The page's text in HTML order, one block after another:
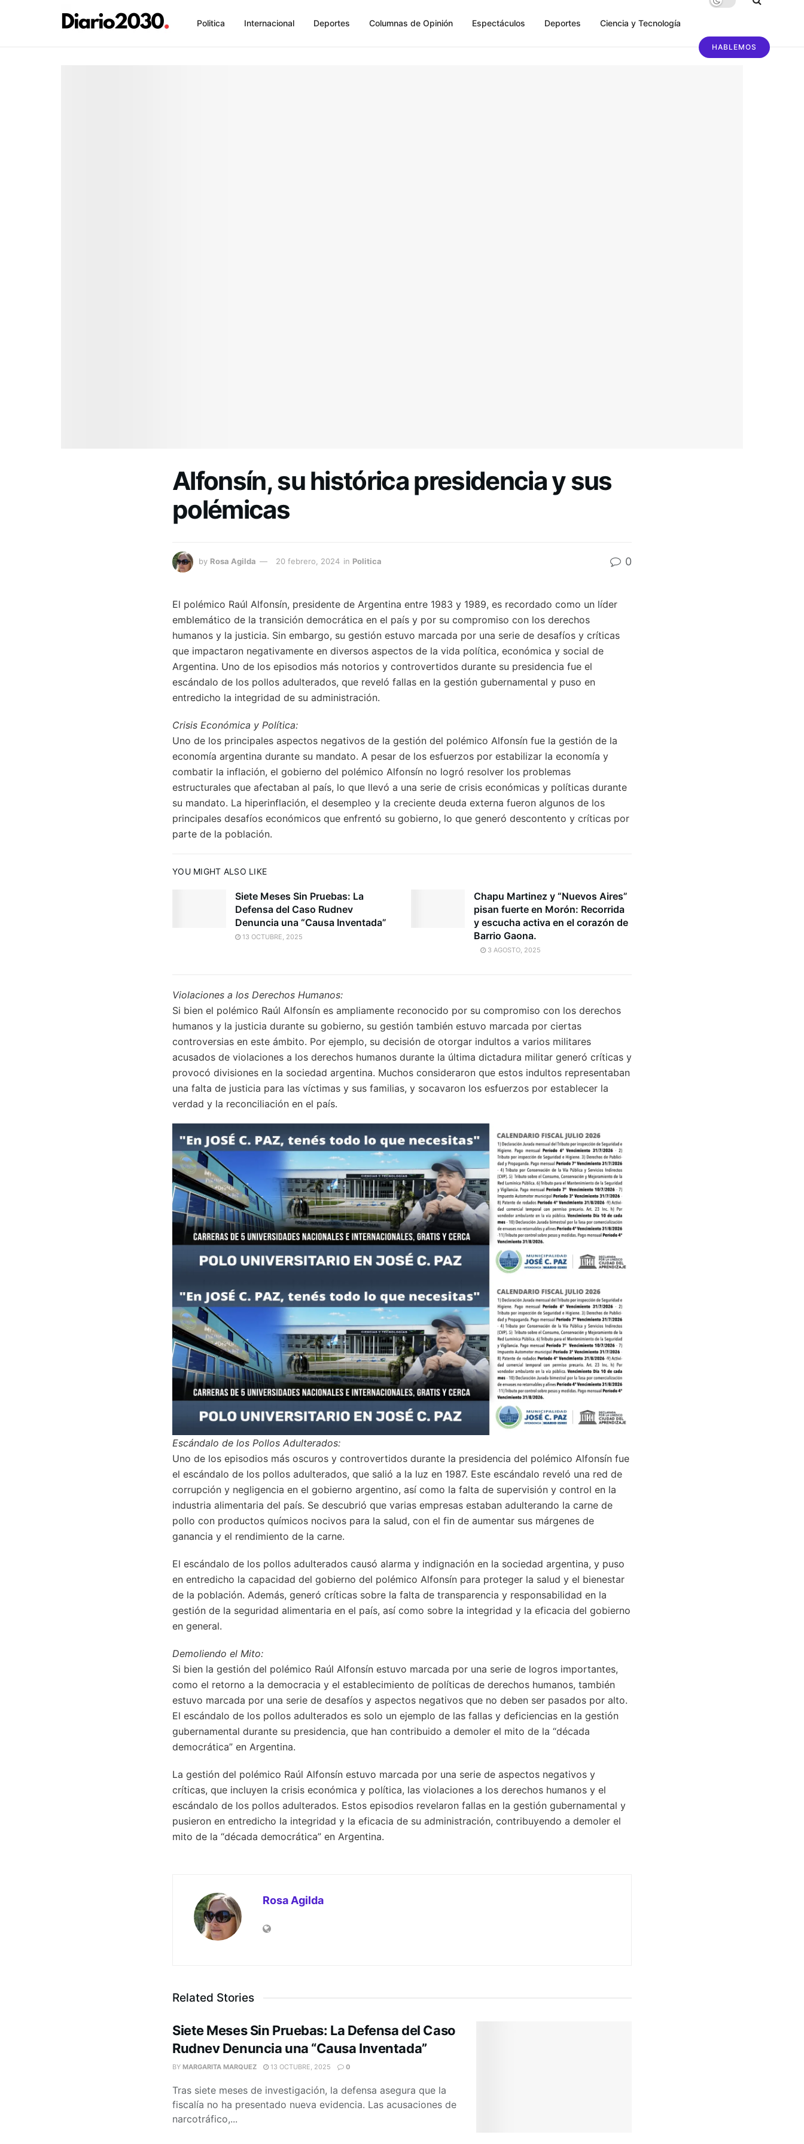
Politica Internacional Deportes Columnas de Opinión Espectáculos Deportes Ciencia y Tecnología
HABLEMOS
Alfonsín, su histórica presidencia y sus
polémicas
by Rosa Agilda 20 febrero, 2024 in Politica 0
El polémico Raúl Alfonsín, presidente de Argentina entre 1983 y 1989, es recordado como un líder
emblemático de la transición democrática en el país y por su compromiso con los derechos
humanos y la justicia. Sin embargo, su gestión estuvo marcada por una serie de desafíos y críticas
que impactaron negativamente en diversos aspectos de la vida política, económica y social de
Argentina. Uno de los episodios más notorios y controvertidos durante su presidencia fue el
escándalo de los pollos adulterados, que reveló fallas en la gestión gubernamental y puso en
entredicho la integridad de su administración.
Crisis Económica y Política:
Uno de los principales aspectos negativos de la gestión del polémico Alfonsín fue la gestión de la
economía argentina durante su mandato. A pesar de los esfuerzos por estabilizar la economía y
combatir la inflación, el gobierno del polémico Alfonsín no logró resolver los problemas
estructurales que afectaban al país, lo que llevó a una serie de crisis económicas y políticas durante
su mandato. La hiperinflación, el desempleo y la creciente deuda externa fueron algunos de los
principales desafíos económicos que enfrentó su gobierno, lo que generó descontento y críticas por
parte de la población.
YOU MIGHT ALSO LIKE
Siete Meses Sin Pruebas: La
Defensa del Caso Rudnev
Denuncia una “Causa Inventada”
13 OCTUBRE, 2025
Chapu Martinez y “Nuevos Aires”
pisan fuerte en Morón: Recorrida
y escucha activa en el corazón de
Barrio Gaona.
3 AGOSTO, 2025
Violaciones a los Derechos Humanos:
Si bien el polémico Raúl Alfonsín es ampliamente reconocido por su compromiso con los derechos
humanos y la justicia durante su gobierno, su gestión también estuvo marcada por ciertas
controversias en este ámbito. Por ejemplo, su decisión de otorgar indultos a varios militares
acusados de violaciones a los derechos humanos durante la última dictadura militar generó críticas y
provocó divisiones en la sociedad argentina. Muchos consideraron que estos indultos representaban
una falta de justicia para las víctimas y sus familias, y socavaron los esfuerzos por establecer la
verdad y la reconciliación en el país.
Escándalo de los Pollos Adulterados:
Uno de los episodios más oscuros y controvertidos durante la presidencia del polémico Alfonsín fue
el escándalo de los pollos adulterados, que salió a la luz en 1987. Este escándalo reveló una red de
corrupción y negligencia en el gobierno argentino, así como la falta de supervisión y control en la
industria alimentaria del país. Se descubrió que varias empresas estaban adulterando la carne de
pollo con productos químicos nocivos para la salud, con el fin de aumentar sus márgenes de
ganancia y el rendimiento de la carne.
El escándalo de los pollos adulterados causó alarma y indignación en la sociedad argentina, y puso
en entredicho la capacidad del gobierno del polémico Alfonsín para proteger la salud y el bienestar
de la población. Además, generó críticas sobre la falta de transparencia y responsabilidad en la
gestión de la seguridad alimentaria en el país, así como sobre la integridad y la eficacia del gobierno
en general.
Demoliendo el Mito:
Si bien la gestión del polémico Raúl Alfonsín estuvo marcada por una serie de logros importantes,
como el retorno a la democracia y el establecimiento de políticas de derechos humanos, también
estuvo marcada por una serie de desafíos y aspectos negativos que no deben ser pasados por alto.
El escándalo de los pollos adulterados es solo un ejemplo de las fallas y deficiencias en la gestión
gubernamental durante su presidencia, que han contribuido a demoler el mito de la “década
democrática” en Argentina.
La gestión del polémico Raúl Alfonsín estuvo marcada por una serie de aspectos negativos y
críticas, que incluyen la crisis económica y política, las violaciones a los derechos humanos y el
escándalo de los pollos adulterados. Estos episodios revelaron fallas en la gestión gubernamental y
pusieron en entredicho la integridad y la eficacia de su administración, contribuyendo a demoler el
mito de la “década democrática” en Argentina.
Rosa Agilda
Related Stories
Siete Meses Sin Pruebas: La Defensa del Caso
Rudnev Denuncia una “Causa Inventada”
BY MARGARITA MARQUEZ 13 OCTUBRE, 2025 0
Tras siete meses de investigación, la defensa asegura que la
fiscalía no ha presentado nueva evidencia. Las acusaciones de
narcotráfico,...